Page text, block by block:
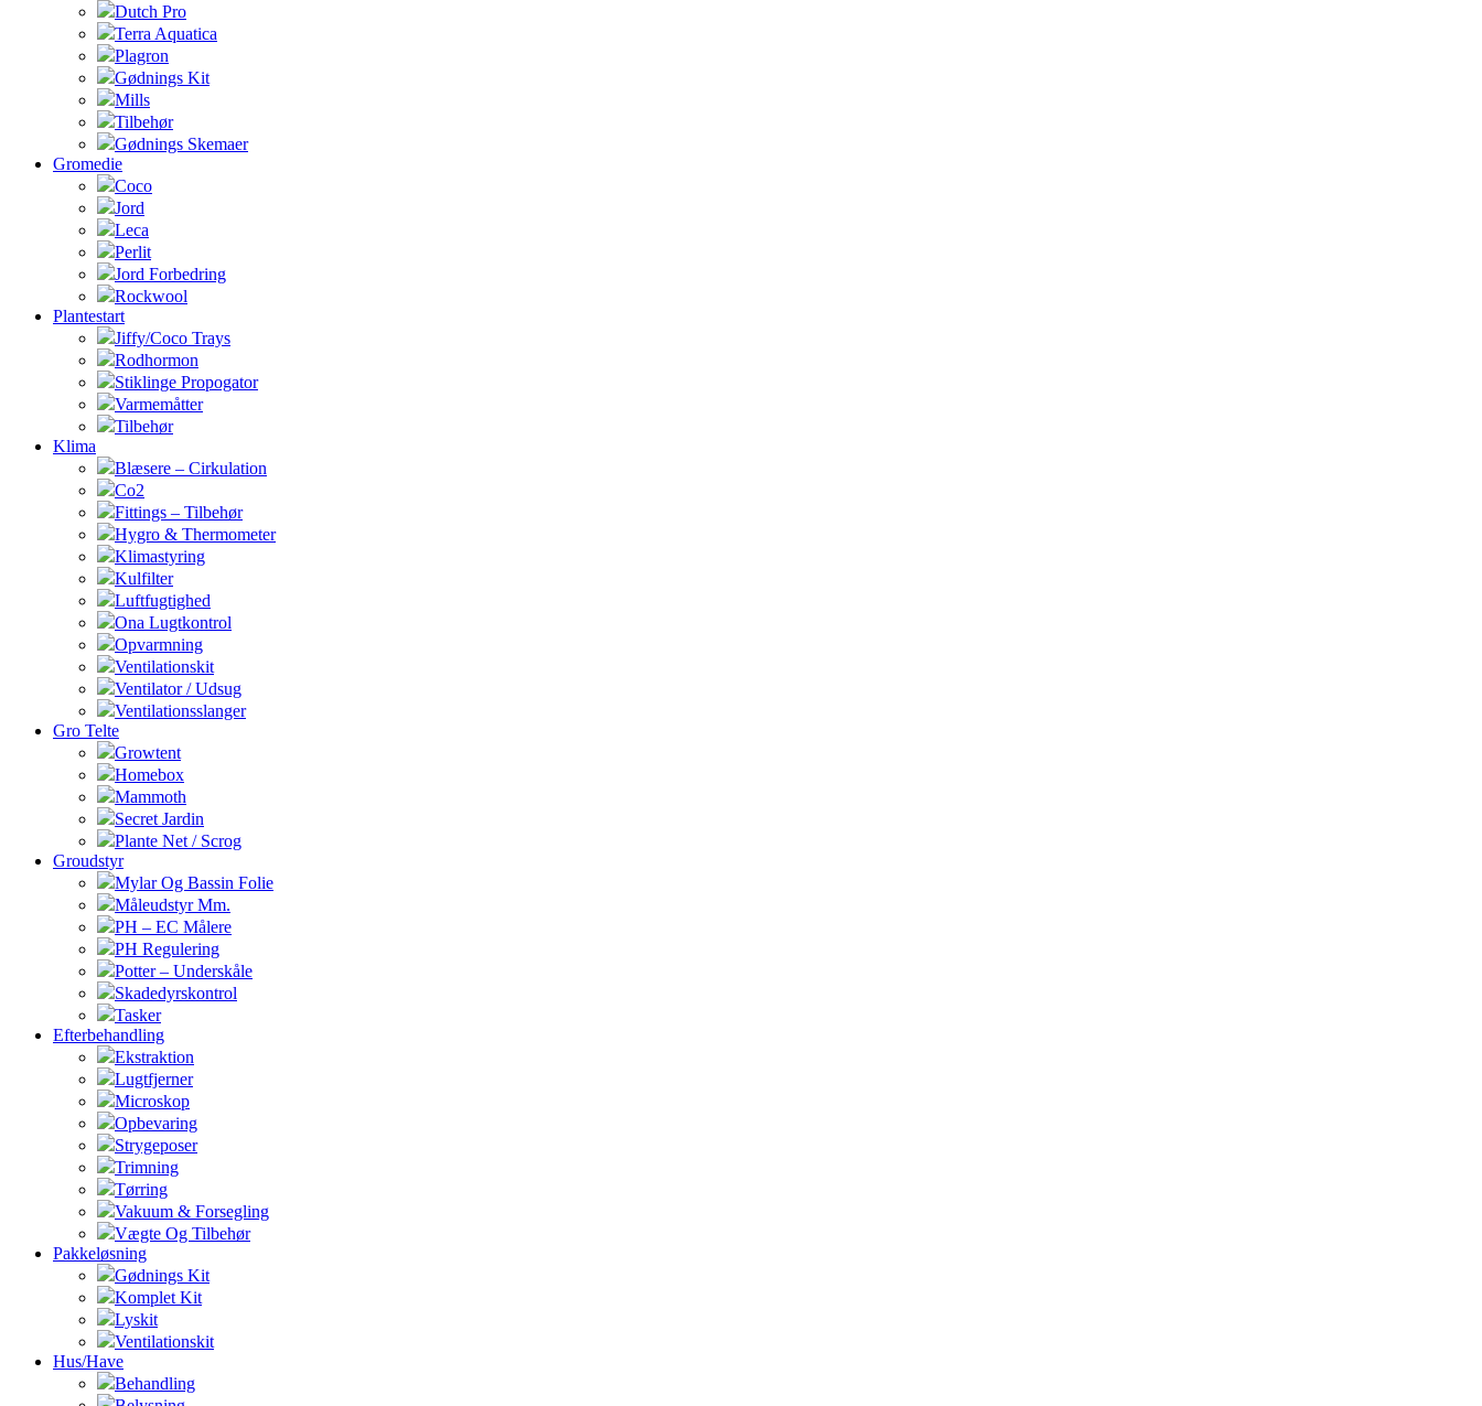
Dutch Pro
Terra Aquatica
Plagron
Gødnings Kit
Mills
Tilbehør
Gødnings Skemaer
Gromedie
Coco
Jord
Leca
Perlit
Jord Forbedring
Rockwool
Plantestart
Jiffy/Coco Trays
Rodhormon
Stiklinge Propogator
Varmemåtter
Tilbehør
Klima
Blæsere – Cirkulation
Co2
Fittings – Tilbehør
Hygro & Thermometer
Klimastyring
Kulfilter
Luftfugtighed
Ona Lugtkontrol
Opvarmning
Ventilationskit
Ventilator / Udsug
Ventilationsslanger
Gro Telte
Growtent
Homebox
Mammoth
Secret Jardin
Plante Net / Scrog
Groudstyr
Mylar Og Bassin Folie
Måleudstyr Mm.
PH – EC Målere
PH Regulering
Potter – Underskåle
Skadedyrskontrol
Tasker
Efterbehandling
Ekstraktion
Lugtfjerner
Microskop
Opbevaring
Strygeposer
Trimning
Tørring
Vakuum & Forsegling
Vægte Og Tilbehør
Pakkeløsning
Gødnings Kit
Komplet Kit
Lyskit
Ventilationskit
Hus/Have
Behandling